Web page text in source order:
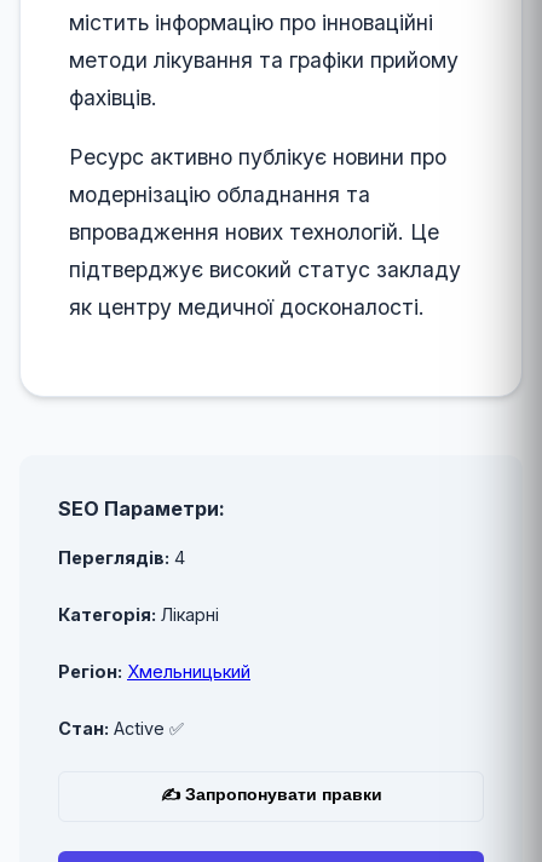
містить інформацію про інноваційні
методи лікування та графіки прийому
фахівців.
Ресурс активно публікує новини про
модернізацію обладнання та
впровадження нових технологій. Це
підтверджує високий статус закладу
як центру медичної досконалості.
SEO Параметри:
Переглядів: 4
Категорія: Лікарні
Регіон: Хмельницький
Стан: Active ✅
✍ Запропонувати правки